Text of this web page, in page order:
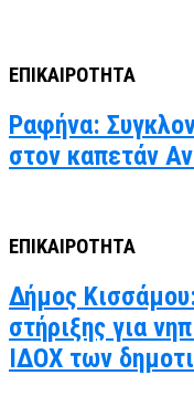
ΕΠΙΚΑΙΡΟΤΗΤΑ
Ραφήνα:
στον καπετάν
ΕΠΙΚΑΙΡΟΤΗΤΑ
Δήμος
στήριξης για
ΙΔΟΧ των